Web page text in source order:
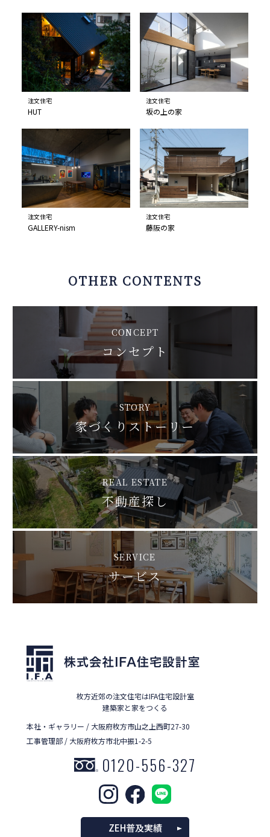
注文住宅
HUT
注文住宅
坂の上の家
注文住宅
GALLERY-nism
注文住宅
藤阪の家
OTHER CONTENTS
CONCEPT
コンセプト
STORY
家づくりストーリー
REAL ESTATE
不動産探し
SERVICE
サービス
枚方近郊の注文住宅はIFA住宅設計室
建築家と家をつくる
本社・ギャラリー / 大阪府枚方市山之上西町27-30
工事管理部 / 大阪府枚方市北中振1-2-5
0120-556-327
ZEH普及実績